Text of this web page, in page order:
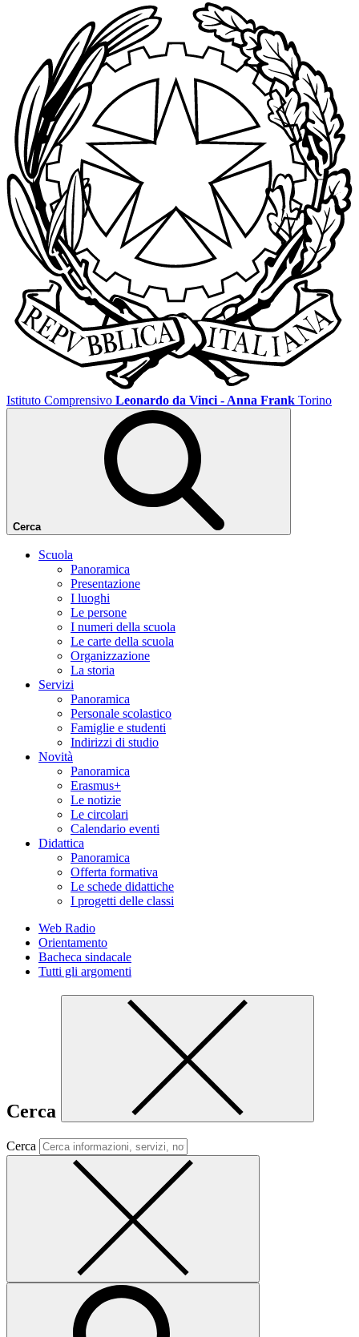
Istituto Comprensivo Leonardo da Vinci - Anna Frank Torino
Cerca
Scuola
Panoramica
Presentazione
I luoghi
Le persone
I numeri della scuola
Le carte della scuola
Organizzazione
La storia
Servizi
Panoramica
Personale scolastico
Famiglie e studenti
Indirizzi di studio
Novità
Panoramica
Erasmus+
Le notizie
Le circolari
Calendario eventi
Didattica
Panoramica
Offerta formativa
Le schede didattiche
I progetti delle classi
Web Radio
Orientamento
Bacheca sindacale
Tutti gli argomenti
Cerca
Cerca